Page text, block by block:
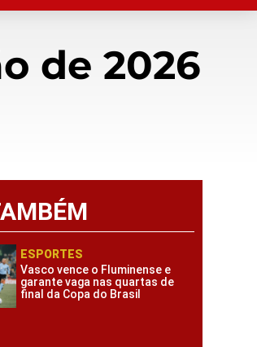
de 2026
ESPORTES
Vasco vence o Fluminense e
garante vaga nas quartas de
final da Copa do Brasil